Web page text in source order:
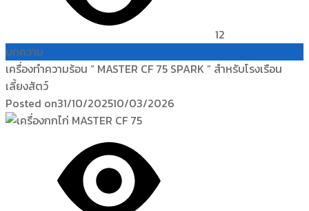
12
บทความ
เครื่องทำความร้อน “ MASTER CF 75 SPARK ” สำหรับโรงเรือน
เลี้ยงสัตว์
Posted on31/10/202510/03/2026